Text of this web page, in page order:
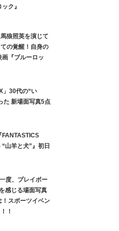
ク』
狼照英を演じて
の覚醒！自身の
『ブルーロッ
」30代の“い
た 新場面写真5点
FANTASTICS
山羊と犬”』初日
度、プレイボー
感じる場面写真
！スポーツイベン
！